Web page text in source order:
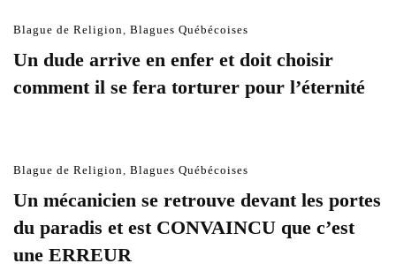
Blague de Religion Blagues Québécoises
Un dude arrive en enfer et doit choisir
comment il se fera torturer pour l’éternité
Blague de Religion Blagues Québécoises
Un mécanicien se retrouve devant les portes
du paradis et est CONVAINCU que c’est
une ERREUR